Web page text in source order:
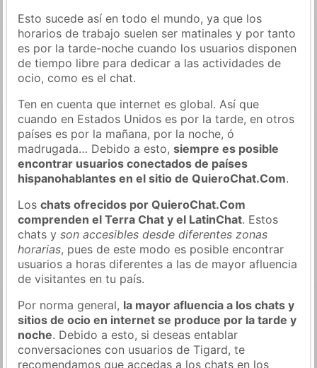
Esto sucede así en todo el mundo, ya que los
horarios de trabajo suelen ser matinales y por tanto
es por la tarde-noche cuando los usuarios disponen
de tiempo libre para dedicar a las actividades de
ocio, como es el chat.
Ten en cuenta que internet es global. Así que
cuando en Estados Unidos es por la tarde, en otros
países es por la mañana, por la noche, ó
madrugada… Debido a esto,siempre es posible
encontrar usuarios conectados de países
hispanohablantes en el sitio de QuieroChat.Com.
Loschats ofrecidos por QuieroChat.Com
comprenden el Terra Chat y el LatinChat. Estos
chats yson accesibles desde diferentes zonas
horarias, pues de este modo es posible encontrar
usuarios a horas diferentes a las de mayor afluencia
de visitantes en tu país.
Por norma general, la mayor afluencia a los chats y
sitios de ocio en internet se produce por la tarde y
noche. Debido a esto, si deseas entablar
conversaciones con usuarios de Tigard, te
recomendamos que accedas a los chats en los